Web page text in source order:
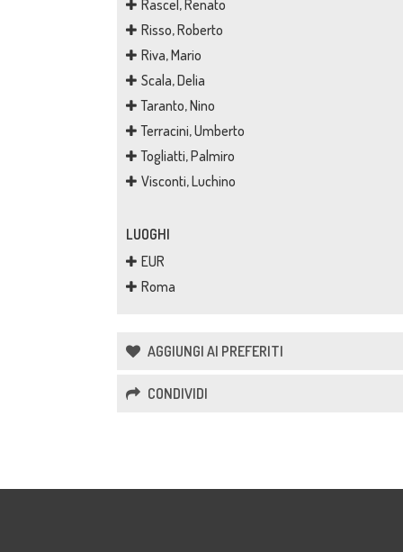
Rascel, Renato
Risso, Roberto
Riva, Mario
Scala, Delia
Taranto, Nino
Terracini, Umberto
Togliatti, Palmiro
Visconti, Luchino
LUOGHI
EUR
Roma
AGGIUNGI AI PREFERITI
CONDIVIDI